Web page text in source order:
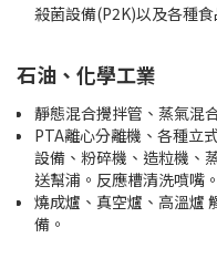
殺菌設備(P2K)以及各種食
石油、化學工業
靜態混合攪拌管、蒸氣混
PTA離心分離機、各種立
設備、粉碎機、造粒機、
送幫浦。反應槽清洗噴嘴。
燒成爐、真空爐、高溫爐
備。